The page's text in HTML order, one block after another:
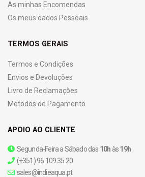
As minhas Encomendas
Os meus dados Pessoais
TERMOS GERAIS
Termos e Condições
Envios e Devoluções
Livro de Reclamações
Métodos de Pagamento
APOIO AO CLIENTE
Segunda-Feira a Sábado das 10h às19h
(+351) 96 109 35 20
sales@indieaqua.pt